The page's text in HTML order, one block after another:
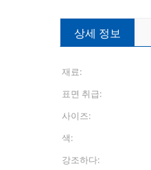
상세 정보
재료:
표면 취급:
사이즈:
색:
강조하다: